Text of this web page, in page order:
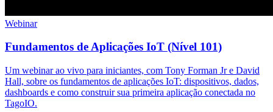
Webinar
Fundamentos de Aplicações IoT (Nível 101)
Um webinar ao vivo para iniciantes, com Tony Forman Jr e David
Hall, sobre os fundamentos de aplicações IoT: dispositivos, dados,
dashboards e como construir sua primeira aplicação conectada no
TagoIO.